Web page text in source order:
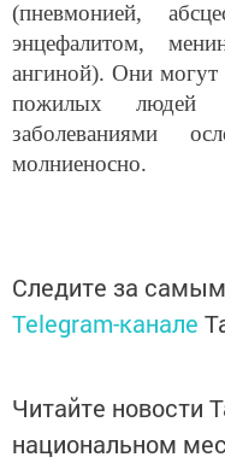
(пневмонией,
энцефалитом,
ангиной). Они могут
пожилых
заболеваниями
молниеносно.
Следите за
Telegram-канале
Читайте новости
национальном